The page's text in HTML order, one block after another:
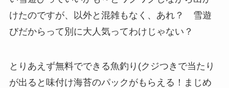
けたのですが、以外と混雑もなく、あれ？ 雪遊
びだからって別に大人気ってわけじゃない？
とりあえず無料でできる魚釣り(クジつきで当たり
が出ると味付け海苔のパックがもらえる！まじめ